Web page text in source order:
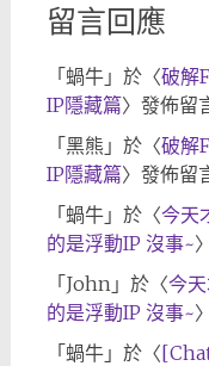
留言回應
「蝸牛」於〈破解
IP隱藏篇〉發佈留
「黑熊 」於〈破解
IP隱藏篇〉發佈留
「蝸牛」於〈今天
的是浮動IP 沒事~
「John 」於〈今
的是浮動IP 沒事~
「蝸牛」於〈